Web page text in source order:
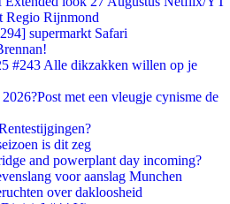
Regio Rijnmond
supermarkt Safari
#243 Alle dikzakken willen op je
met een vleugje cynisme de
is dit zeg
and powerplant day incoming?
voor aanslag Munchen
over dakloosheid